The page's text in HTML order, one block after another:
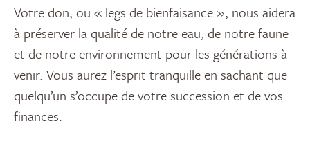
Votre don, ou « legs de bienfaisance », nous aidera
à préserver la qualité de notre eau, de notre faune
et de notre environnement pour les générations à
venir. Vous aurez l’esprit tranquille en sachant que
quelqu’un s’occupe de votre succession et de vos
finances.